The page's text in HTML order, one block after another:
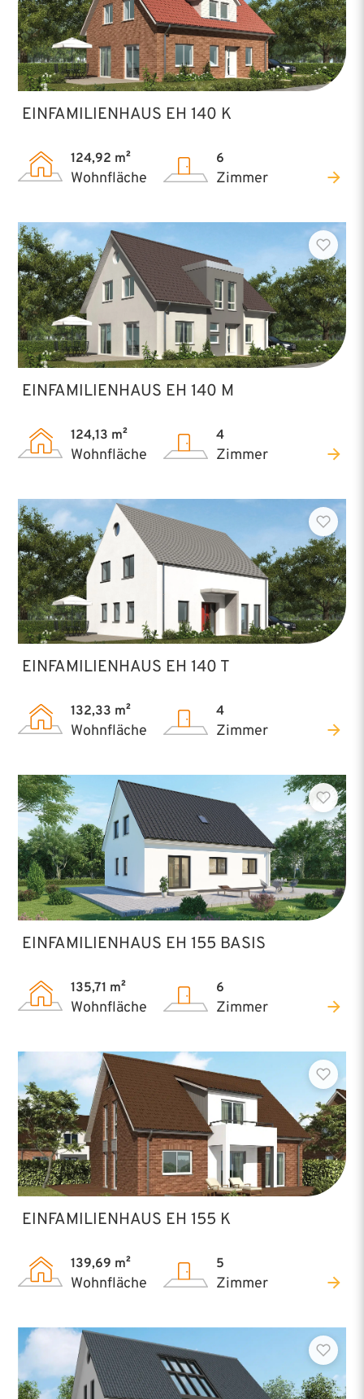
EINFAMILIENHAUS EH 140 K
124,92 m²
Wohnfläche
6
Zimmer
EINFAMILIENHAUS EH 140 M
124,13 m²
Wohnfläche
4
Zimmer
EINFAMILIENHAUS EH 140 T
132,33 m²
Wohnfläche
4
Zimmer
EINFAMILIENHAUS EH 155 BASIS
135,71 m²
Wohnfläche
6
Zimmer
EINFAMILIENHAUS EH 155 K
139,69 m²
Wohnfläche
5
Zimmer